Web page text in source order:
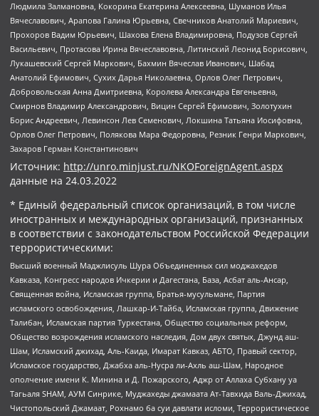
Людмила Залмановна, Кокорина Екатерина Алексеевна, Шуманов Илья
Вячеславович, Арапова Галина Юрьевна, Свечников Анатолий Мариевич,
Прохоров Вадим Юрьевич, Шахова Елена Владимировна, Подузов Сергей
Васильевич, Протасова Ирина Вячеславовна, Литинский Леонид Борисович,
Лукашевский Сергей Маркович, Бахмин Вячеслав Иванович, Шабад
Анатолий Ефимович, Сухих Дарья Николаевна, Орлов Олег Петрович,
Добровольская Анна Дмитриевна, Королева Александра Евгеньевна,
Смирнов Владимир Александрович, Вицин Сергей Ефимович, Золотухин
Борис Андреевич, Левинсон Лев Семенович, Локшина Татьяна Иосифовна,
Орлов Олег Петрович, Полякова Мара Федоровна, Резник Генри Маркович,
Захаров Герман Константинович
Источник: http://unro.minjust.ru/NKOForeignAgent.aspx
данные на 24.03.2022
* Единый федеральный список организаций, в том числе
иностранных и международных организаций, признанных
в соответствии с законодательством Российской Федерации
террористическими:
Высший военный Маджлисуль Шура Объединенных сил моджахедов
Кавказа, Конгресс народов Ичкерии и Дагестана, База, Асбат аль-Ансар,
Священная война, Исламская группа, Братья-мусульмане, Партия
исламского освобождения, Лашкар-И-Тайба, Исламская группа, Движение
Талибан, Исламская партия Туркестана, Общество социальных реформ,
Общество возрождения исламского наследия, Дом двух святых, Джунд аш-
Шам, Исламский джихад, Аль-Каида, Имарат Кавказ, АБТО, Правый сектор,
Исламское государство, Джабха аль-Нусра ли-Ахль аш-Шам, Народное
ополчение имени К. Минина и Д. Пожарского, Аджр от Аллаха Субхану уа
Тагьаля SHAM, АУМ Синрике, Муджахеды джамаата Ат-Тавхида Валь-Джихад,
Чистопольский Джамаат, Рохнамо ба суи давлати исломи, Террористическое